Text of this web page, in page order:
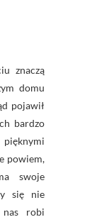
domu
pojawił
bardzo
powiem,
swoje
się nie
nas robi